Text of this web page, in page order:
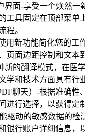
界面-享受一个焕然一
工具固定在顶部菜单
程。
用新功能简化您的工
页面边距控制和文本
的翻译模式，在医
学和技术方面具有行
聊天）-根据准确性
进行选择，以获得定
驱动的敏感数据的检
银行账户详细信息，